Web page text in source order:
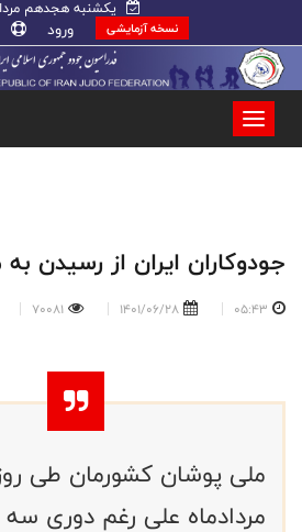
یکشنبه هجدهم
نسخه آزمایشی ورود
جودوکاران ایران از رسیدن به
05:43
1401/06/28
70081
مردادماه علی رغم دوری سه